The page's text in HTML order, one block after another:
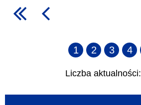
1 2 3 4
Liczba aktualności: